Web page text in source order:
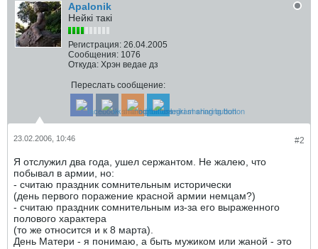
Apalonik
Нейкі такі
Регистрация: 26.04.2005
Сообщения: 1076
Откуда: Хрэн ведае дз
Переслать сообщение:
#2
23.02.2006, 10:46
Я отслужил два года, ушел сержантом. Не жалею, что
побывал в армии, но:
- считаю праздник сомнительным исторически
(день первого поражение красной армии немцам?)
- считаю праздник сомнительным из-за его выраженного
полового характера
(то же относится и к 8 марта).
День Матери - я понимаю, а быть мужиком или жаной - это